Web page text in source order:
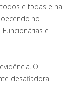
e todas e na
no
e
O
desafiadora